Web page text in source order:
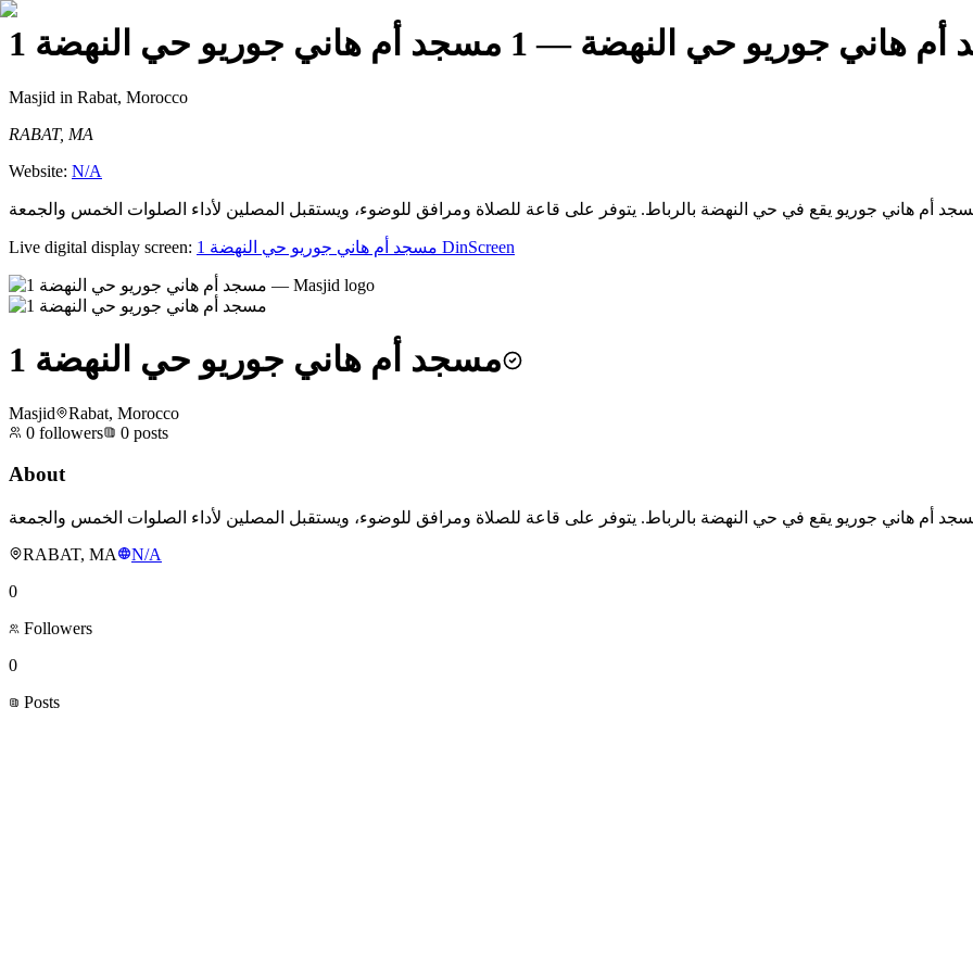
أم هاني جوريو حي النهضة — 1 مسجد أم هاني جوريو حي النهضة
Masjid in Rabat, Morocco
RABAT, MA
Website: N/A
Live digital display screen: 1 مسجد أم هاني جوريو حي النهضة DinScreen
1 مسجد أم هاني جوريو حي النهضة
Masjid
Rabat, Morocco
0 followers 0 posts
About
RABAT, MA
N/A
0
Followers
0
Posts